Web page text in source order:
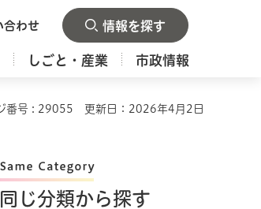
合わせ 情報を探す
しごと・産業 市政情報
番号 : 29055 更新日：2026年4月2日
同じ分類から探す